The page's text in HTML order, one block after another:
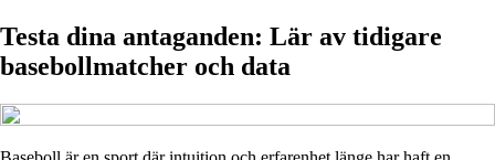
Testa dina antaganden: Lär av tidigare
basebollmatcher och data